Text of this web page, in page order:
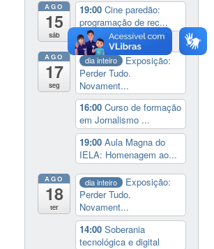
AGO
15
sáb
19:00Cine paredão:
programação de rec...
AGO
17
seg
dia inteiro
Exposição:
Perder Tudo.
Novament...
16:00Curso de formação
em Jornalismo ...
19:00Aula Magna do
IELA: Homenagem ao...
AGO
18
ter
dia inteiro
Exposição:
Perder Tudo.
Novament...
14:00Soberania
tecnológica e digital